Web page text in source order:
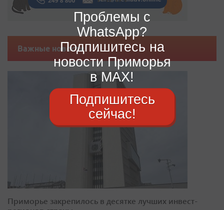
Важные новости
Приморье закрепилось в десятке лучших инвест-
Проблемы с
WhatsApp?
Подпишитесь на
новости Приморья
в MAX!
Подпишитесь
сейчас!